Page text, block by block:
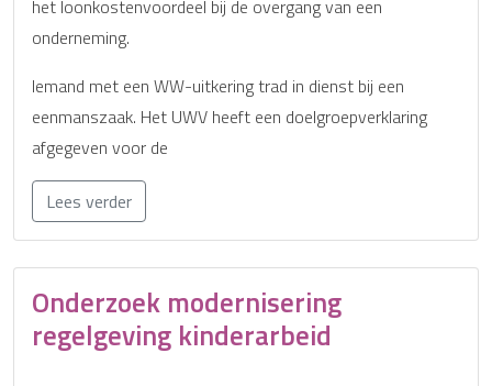
het loonkostenvoordeel bij de overgang van een
onderneming.
Iemand met een WW-uitkering trad in dienst bij een
eenmanszaak. Het UWV heeft een doelgroepverklaring
afgegeven voor de
Lees verder
Onderzoek modernisering
regelgeving kinderarbeid